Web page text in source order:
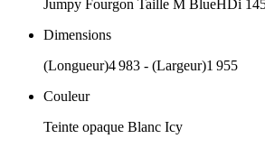
Jumpy Fourgon Taille M BlueHDi
Dimensions
(Longueur)4 983 - (Largeur)1 955
Couleur
Teinte opaque Blanc Icy